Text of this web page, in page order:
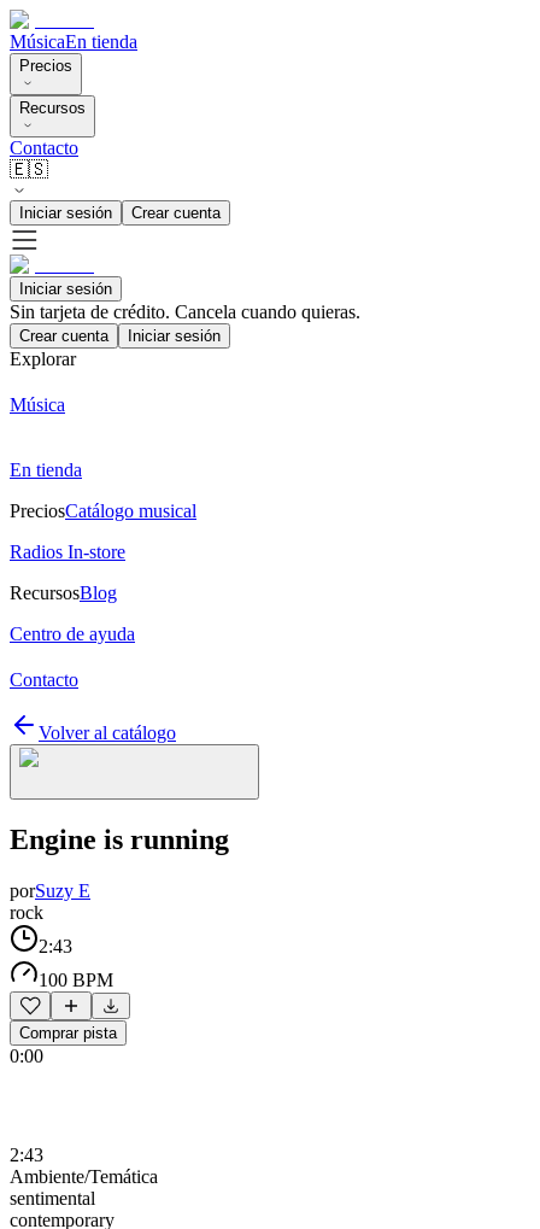
MúsicaEn tienda
Precios
Recursos
Contacto
🇪🇸
Iniciar sesión Crear cuenta
Iniciar sesión
Sin tarjeta de crédito. Cancela cuando quieras.
Crear cuenta Iniciar sesión
Explorar
Música
En tienda
PreciosCatálogo musical
Radios In-store
RecursosBlog
Centro de ayuda
Contacto
Volver al catálogo
Engine is running
porSuzy E
rock
2:43
100 BPM
Comprar pista
0:00
2:43
Ambiente/Temática
sentimental
contemporary